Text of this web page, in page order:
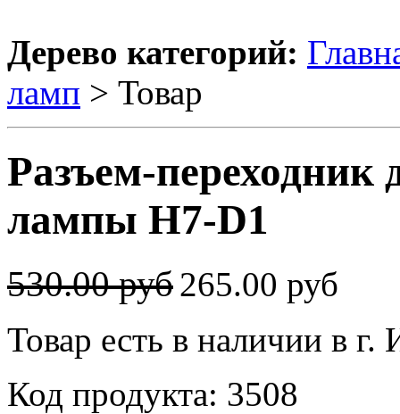
Дерево категорий:
ламп > Товар
Разъем-переходник
лампы H7-D1
530.00 руб265.00 руб
Товар есть в наличии в г.
Код продукта: 3508